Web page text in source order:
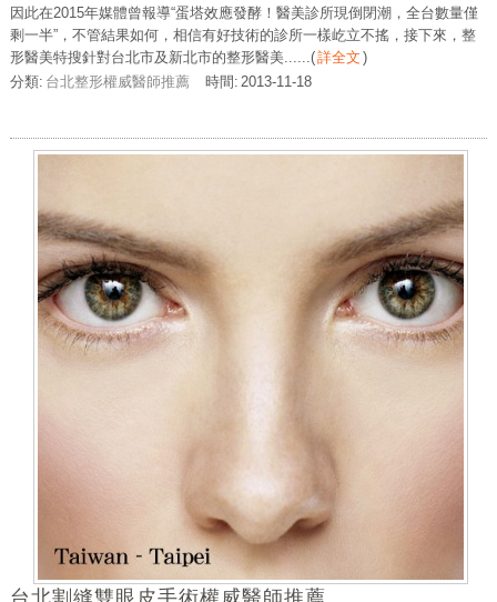
因此在2015年媒體曾報導“蛋塔效應發酵！醫美診所現倒閉潮，全台數量僅
剩一半”，不管結果如何，相信有好技術的診所一樣屹立不搖，接下來，整
形醫美特搜針對台北市及新北市的整形醫美...... (詳全文 )
分類: 台北整形權威醫師推薦 時間: 2013-11-18